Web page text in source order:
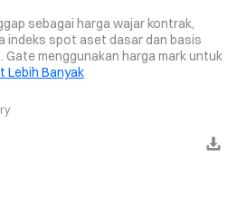
sebagai harga wajar kontrak,
indeks spot aset dasar dan basis
Gate menggunakan harga mark untuk
Lebih Banyak